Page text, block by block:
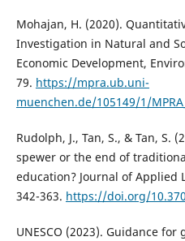
Mohajan, H. (2020).
Investigation in Natural and
Economic Development,
79. https://mpra.ub.uni-
muenchen.de/105149/1/
Rudolph, J., Tan, S., & Tan, S.
spewer or the end of
education? Journal of Applied
342-363. https://doi.org/
UNESCO (2023). Guidance